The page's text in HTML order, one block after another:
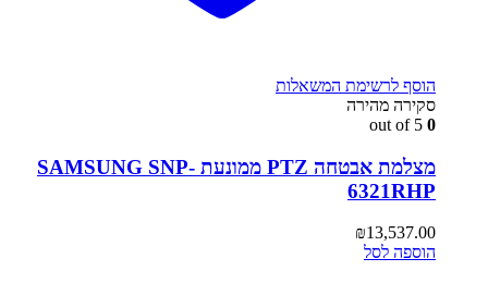
הוסף לרשימת המשאלות
סקירה מהירה
0
מצלמת אבטחה PTZ ממונעת SAMSUNG SNP-
6321RHP
₪13,537.00
הוספה לסל